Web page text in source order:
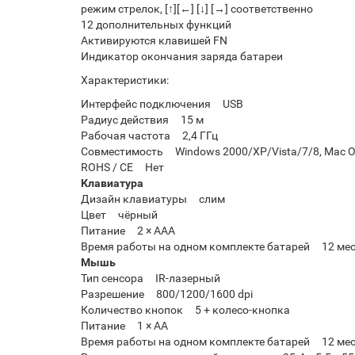
режим стрелок, [↑][←] [↓] [→] соответственно
12 дополнительных функций
Активируются клавишей FN
Индикатор окончания заряда батареи
Характеристики:
Интерфейс подключения USB
Радиус действия 15 м
Рабочая частота 2,4 ГГц
Совместимость Windows 2000/XP/Vista/7/8, Mac
ROHS / CE Нет
Клавиатура
Дизайн клавиатуры слим
Цвет чёрный
Питание 2 × AAA
Время работы на одном комплекте батарей 12
Мышь
Тип сенсора IR-лазерный
Разрешение 800/1200/1600 dpi
Количество кнопок 5 + колесо-кнопка
Питание 1 × AA
Время работы на одном комплекте батарей 12